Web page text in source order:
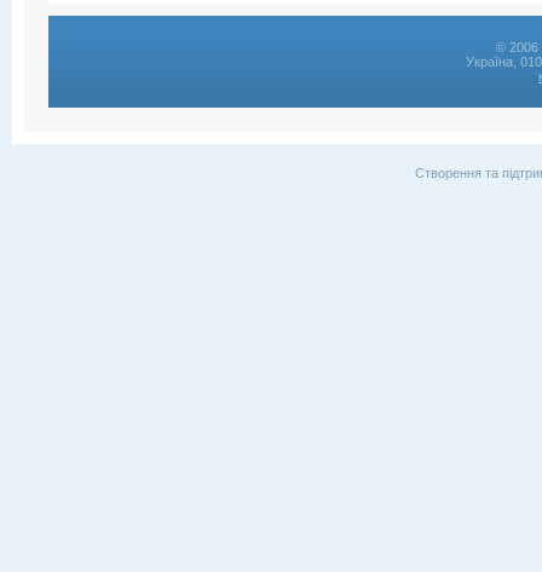
© 2006
Україна,
Створення та